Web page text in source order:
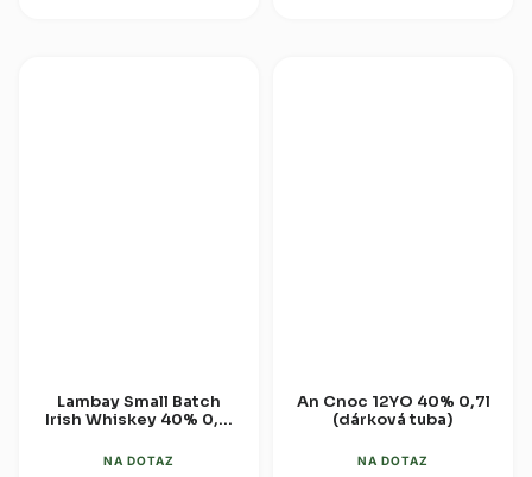
Lambay Small Batch
Irish Whiskey 40% 0,7l
NA DOTAZ
An Cnoc 12YO 40% 0,7l
(dárková tuba)
NA DOTAZ